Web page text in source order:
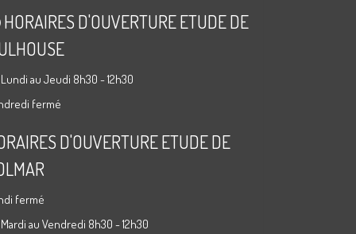
HORAIRES D'OUVERTURE ETUDE DE
au Jeudi 8h30 - 12h30
fermé
D'OUVERTURE ETUDE DE
fermé
au Vendredi 8h30 - 12h30